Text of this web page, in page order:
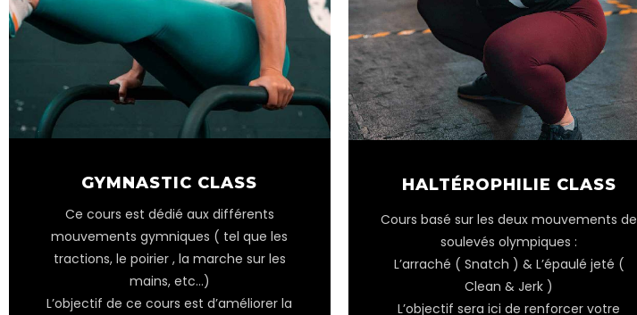
GYMNASTIC CLASS
Ce cours est dédié aux différents
mouvements gymniques ( tel que les
tractions, le poirier , la marche sur les
mains, etc…)
L’objectif de ce cours est d’améliorer la
HALTÉROPHILIE CLASS
Cours basé sur les deux mouvements de
soulevés olympiques :
L’arraché ( Snatch ) & L’épaulé jeté (
Clean & Jerk )
L’objectif sera ici de renforcer votre